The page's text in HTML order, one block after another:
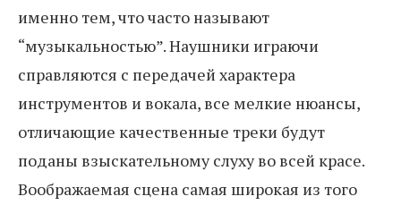
именно тем, что часто называют
“музыкальностью”. Наушники играючи
справляются с передачей характера
инструментов и вокала, все мелкие нюансы,
отличающие качественные треки будут
поданы взыскательному слуху во всей красе.
Воображаемая сцена самая широкая из того